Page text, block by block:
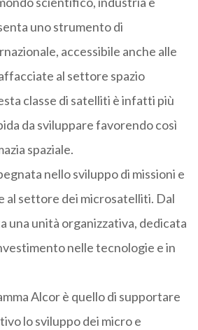
uno strumento di
accessibile anche alle
al settore spazio
classe di satelliti è infatti più
da sviluppare favorendo così
spaziale.
nello sviluppo di missioni e
al settore dei microsatelliti. Dal
una unità organizzativa, dedicata
nelle tecnologie e in
Alcor è quello di supportare
lo sviluppo dei micro e